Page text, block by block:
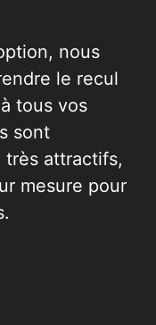
nous
le recul
tous vos
sont
très attractifs,
mesure pour